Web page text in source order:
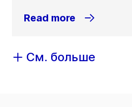
Read more
См. больше